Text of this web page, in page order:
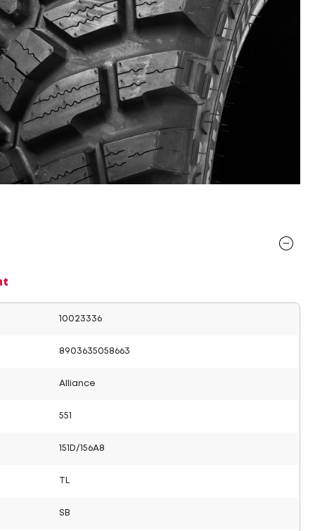
10023336
8903635058663
Alliance
551
151D/156A8
SB